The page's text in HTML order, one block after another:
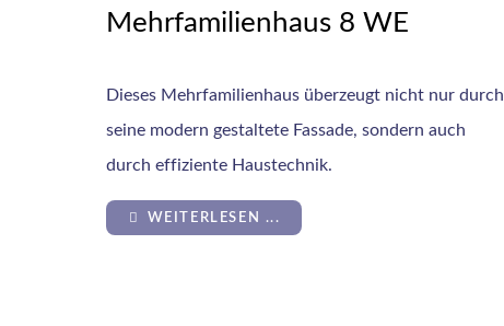
Mehrfamilienhaus 8 WE
Dieses Mehrfamilienhaus überzeugt nicht nur durch
seine modern gestaltete Fassade, sondern auch
durch effiziente Haustechnik.
WEITERLESEN ...